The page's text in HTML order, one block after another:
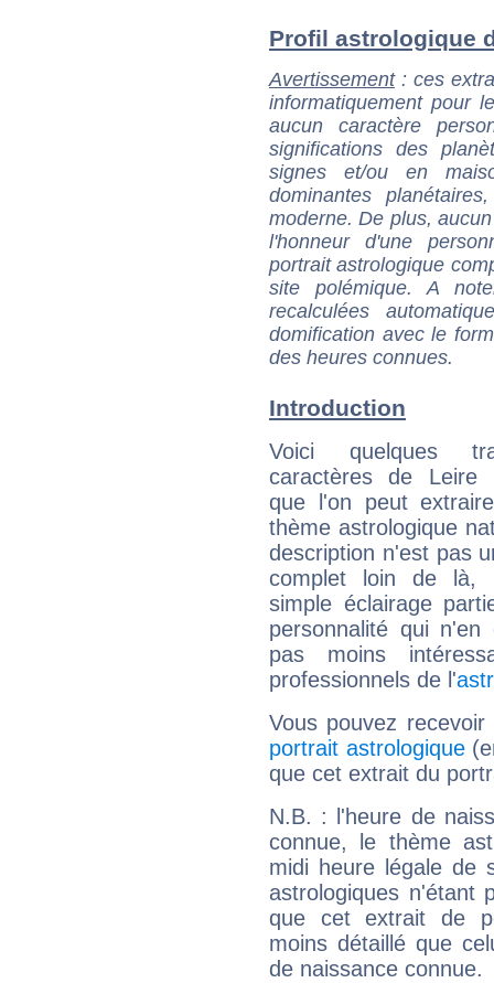
Profil astrologique
Avertissement: ces
informatiquement pour
aucun caractère
significations des
signes et/ou en
dominantes
moderne. De plus,
l'honneur d'une
portrait astrologique
site polémique. A
recalculées
domification avec le
des heures connues.
Introduction
Voici quelques
caractères de Leire
que l'on peut
thème astrologique
description n'est pas
complet loin de là,
simple éclairage
personnalité qui n'en
pas moins
professionnels de l'
Vous pouvez
portrait astrologique
que cet extrait du
N.B. : l'heure de
connue, le thème
midi heure légale de
astrologiques n'étant
que cet extrait de
moins détaillé que
de naissance connue.